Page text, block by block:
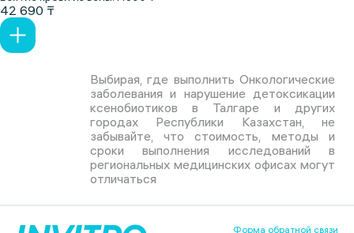
42 690 ₸
Выбирая, где выполнить Онкологические
заболевания и нарушение детоксикации
ксенобиотиков в Талгаре и других
городах Республики Казахстан, не
забывайте, что стоимость, методы и
сроки выполнения исследований в
региональных медицинских офисах могут
отличаться
Форма обратной связи